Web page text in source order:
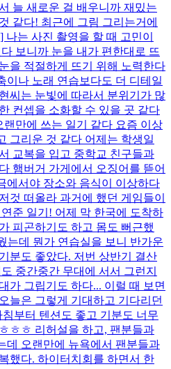
늘 새로운 걸 배우니까 재밌는
같다! 최근에 그림 그리는거에
나는 사진 촬영을 할 때 고민이
보니까 눈을 내가 편한대로 뜨
을 적절하게 뜨기 위해 노력한다
이나 노래 연습보다도 더 디테일
씨는 눈빛에 따라서 분위기가 많
컨셉을 소화할 수 있을 곳 같다
랜만에 쓰는 일기 같다 요즘 이상
그리운 것 같다 어제는 학생일
교복을 입고 중학교 친구들과
햄버거 가게에서 오징어를 뜯어
에서야 장소와 음식이 이상하다
것 떠올라 과거에 했던 게임들이
준 일기! 어제 막 한국에 도착하
피곤하기도 하고 몸도 뻐근했
는데 뭔가 연습실을 보니 반가운
분도 좋았다. 저번 상반기 결산
중간중간 무대에 서서 그런지
가 그립기도 하다... 이럴 때 보면
늘은 그렇게 기대하고 기다리던
부터 텐션도 좋고 기분도 너무
ㅎㅎ 리허설을 하고, 팬분들과
데 오랜만에 뉴욕에서 팬분들과
했다. 하이터치회를 하면서 한